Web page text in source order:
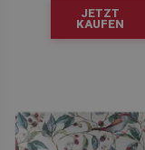
JETZT
KAUFEN